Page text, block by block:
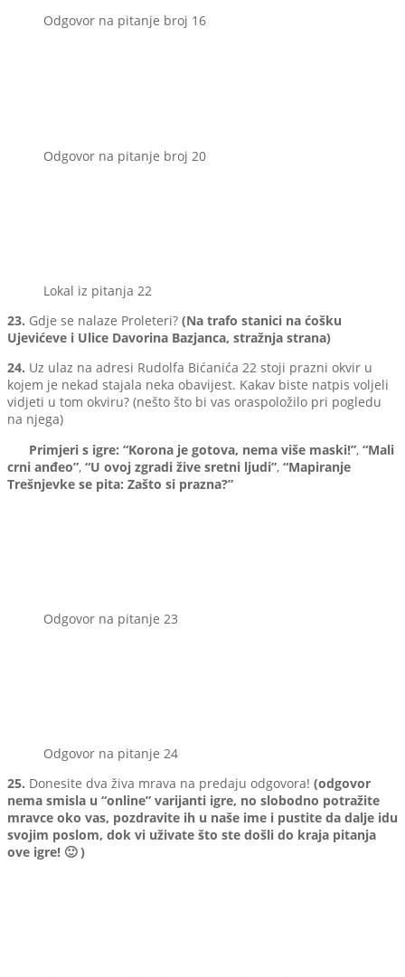
Odgovor na pitanje broj 16
Odgovor na pitanje broj 20
Lokal iz pitanja 22
23. Gdje se nalaze Proleteri? (Na trafo stanici na ćošku
Ujevićeve i Ulice Davorina Bazjanca, stražnja strana)
24. Uz ulaz na adresi Rudolfa Bićanića 22 stoji prazni okvir u
kojem je nekad stajala neka obavijest. Kakav biste natpis voljeli
vidjeti u tom okviru? (nešto što bi vas oraspoložilo pri pogledu
na njega)
Primjeri s igre: “Korona je gotova, nema više maski!”, “Mali
crni anđeo”, “U ovoj zgradi žive sretni ljudi”, “Mapiranje
Trešnjevke se pita: Zašto si prazna?”
Odgovor na pitanje 23
Odgovor na pitanje 24
25. Donesite dva živa mrava na predaju odgovora! (odgovor
nema smisla u “online” varijanti igre, no slobodno potražite
mravce oko vas, pozdravite ih u naše ime i pustite da dalje idu
svojim poslom, dok vi uživate što ste došli do kraja pitanja
ove igre! 🙂 )